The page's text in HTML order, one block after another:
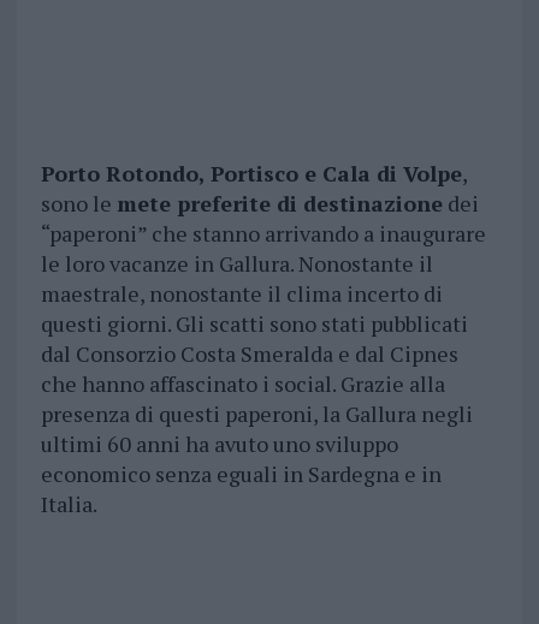
Porto Rotondo, Portisco e Cala di Volpe,
sono le mete preferite di destinazionedei
“paperoni” che stanno arrivando a inaugurare
le loro vacanze in Gallura. Nonostante il
maestrale, nonostante il clima incerto di
questi giorni. Gli scatti sono stati pubblicati
dal Consorzio Costa Smeralda e dal Cipnes
che hanno affascinato i social. Grazie alla
presenza di questi paperoni, la Gallura negli
ultimi 60 anni ha avuto uno sviluppo
economico senza eguali in Sardegna e in
Italia.